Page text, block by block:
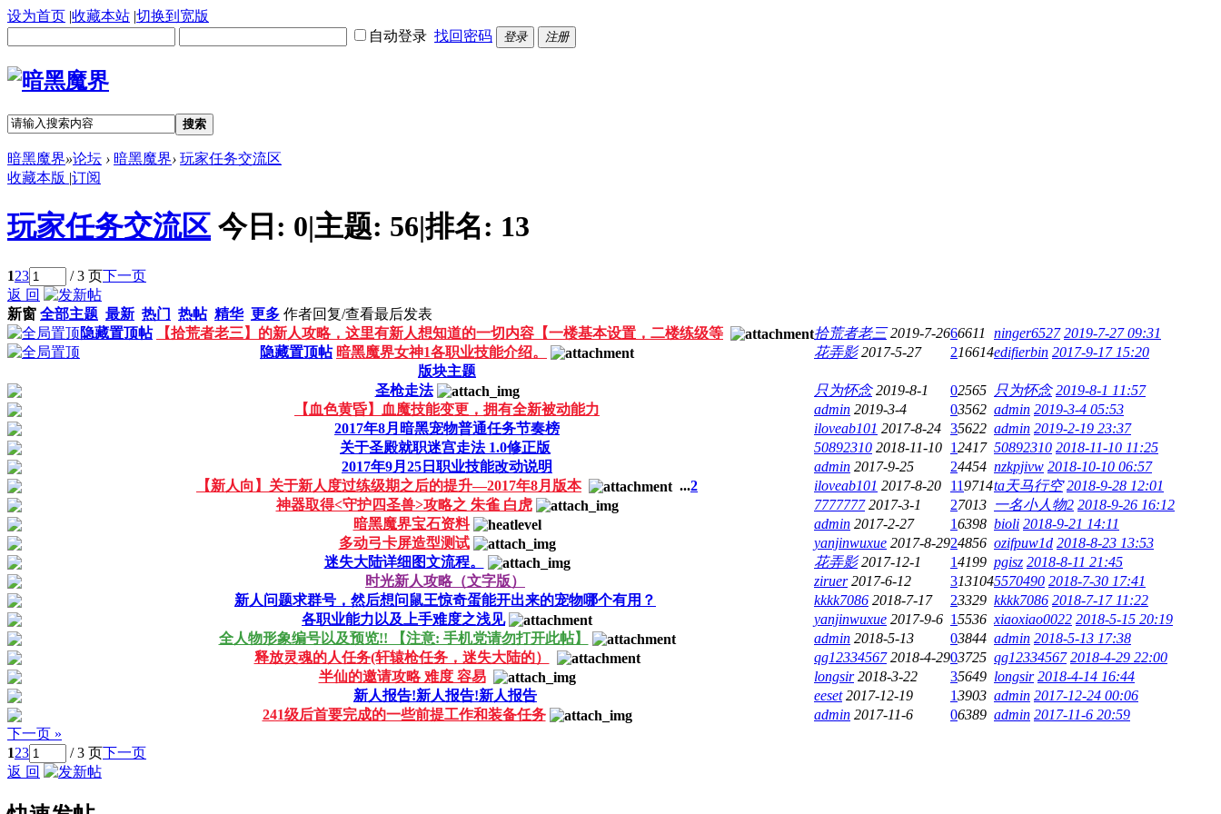
设为首页 |收藏本站 |切换到宽版
自动登录 找回密码 登录 注册
搜索
暗黑魔界»论坛 › 暗黑魔界› 玩家任务交流区
收藏本版 |订阅
玩家任务交流区 今日: 0|主题: 56|排名: 13
123 / 3 页下一页
返 回
新窗 全部主题 最新 热门 热帖 精华 更多 作者回复/查看最后发表
隐藏置顶帖
【拾荒者老三】的新人攻略，这里有新人想知道的一切内容【一楼基本设置，二楼练级等 拾荒者老三 2019-7-2666611 ninger6527 2019-7-27 09:31
隐藏置顶帖 暗黑魔界女神1各职业技能介绍。 花弄影 2017-5-27 216614edifierbin 2017-9-17 15:20
版块主题
圣枪走法
只为怀念 2019-8-1 02565 只为怀念 2019-8-1 11:57
【血色黄昏】血魔技能变更，拥有全新被动能力
admin 2019-3-4 03562 admin 2019-3-4 05:53
2017年8月暗黑宠物普通任务节奏榜
iloveab101 2017-8-24 35622 admin 2019-2-19 23:37
关于圣殿就职迷宫走法 1.0修正版
50892310 2018-11-10 12417 50892310 2018-11-10 11:25
2017年9月25日职业技能改动说明
admin 2017-9-25 24454 nzkpjivw 2018-10-10 06:57
【新人向】关于新人度过练级期之后的提升—2017年8月版本
...2 iloveab101 2017-8-20 119714ta天马行空 2018-9-28 12:01
神器取得<守护四圣兽>攻略之 朱雀 白虎
7777777 2017-3-1 27013 一名小人物2 2018-9-26 16:12
暗黑魔界宝石资料
admin 2017-2-27 16398 bioli 2018-9-21 14:11
多动弓卡屏造型测试
yanjinwuxue 2017-8-2924856 ozifpuw1d 2018-8-23 13:53
迷失大陆详细图文流程。
花弄影 2017-12-1 14199 pgisz 2018-8-11 21:45
时光新人攻略（文字版）
ziruer 2017-6-12 3131045570490 2018-7-30 17:41
新人问题求群号，然后想问鼠王惊奇蛋能开出来的宠物哪个有用？
kkkk7086 2018-7-17 23329 kkkk7086 2018-7-17 11:22
各职业能力以及上手难度之浅见
yanjinwuxue 2017-9-6 15536 xiaoxiao0022 2018-5-15 20:19
全人物形象编号以及预览!! 【注意: 手机党请勿打开此帖】
admin 2018-5-13 03844 admin 2018-5-13 17:38
释放灵魂的人任务(轩辕枪任务，迷失大陆的）
qg12334567 2018-4-2903725 qg12334567 2018-4-29 22:00
半仙的邀请攻略 难度 容易
longsir 2018-3-22 35649 longsir 2018-4-14 16:44
新人报告!新人报告!新人报告
eeset 2017-12-19 13903 admin 2017-12-24 00:06
241级后首要完成的一些前提工作和装备任务
admin 2017-11-6 06389 admin 2017-11-6 20:59
下一页 »
123 / 3 页下一页
返 回